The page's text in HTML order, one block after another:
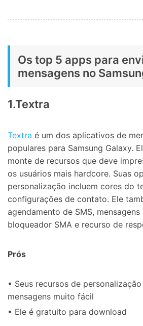
Os top 5 apps para
mensagens no
1.Textra
Textra é um dos aplicativos de
populares para Samsung Galaxy.
monte de recursos que deve
os usuários mais hardcore. Suas
personalização incluem cores do
configurações de contato. Ele
agendamento de SMS,
bloqueador SMA e recurso de
Prós
• Seus recursos de
mensagens muito fácil
• Ele é gratuito para download